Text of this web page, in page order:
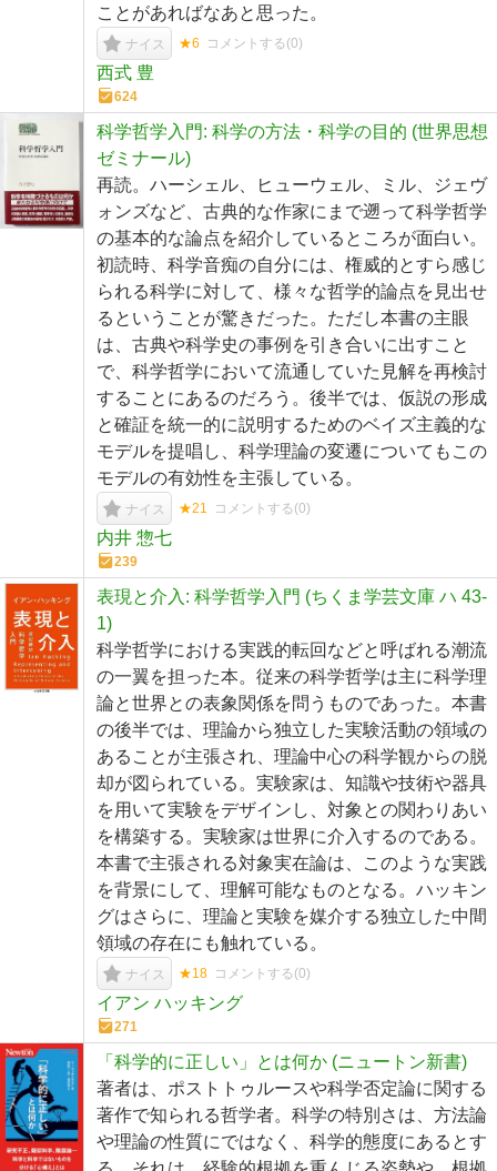
ことがあればなあと思った。
ナイス ★6 コメントする(0)
西式 豊
624
科学哲学入門: 科学の方法・科学の目的 (世界思想
ゼミナール)
再読。ハーシェル、ヒューウェル、ミル、ジェヴ
ォンズなど、古典的な作家にまで遡って科学哲学
の基本的な論点を紹介しているところが面白い。
初読時、科学音痴の自分には、権威的とすら感じ
られる科学に対して、様々な哲学的論点を見出せ
るということが驚きだった。ただし本書の主眼
は、古典や科学史の事例を引き合いに出すこと
で、科学哲学において流通していた見解を再検討
することにあるのだろう。後半では、仮説の形成
と確証を統一的に説明するためのベイズ主義的な
モデルを提唱し、科学理論の変遷についてもこの
モデルの有効性を主張している。
ナイス ★21 コメントする(0)
内井 惣七
239
表現と介入: 科学哲学入門 (ちくま学芸文庫 ハ 43-
1)
科学哲学における実践的転回などと呼ばれる潮流
の一翼を担った本。従来の科学哲学は主に科学理
論と世界との表象関係を問うものであった。本書
の後半では、理論から独立した実験活動の領域の
あることが主張され、理論中心の科学観からの脱
却が図られている。実験家は、知識や技術や器具
を用いて実験をデザインし、対象との関わりあい
を構築する。実験家は世界に介入するのである。
本書で主張される対象実在論は、このような実践
を背景にして、理解可能なものとなる。ハッキン
グはさらに、理論と実験を媒介する独立した中間
領域の存在にも触れている。
ナイス ★18 コメントする(0)
イアン ハッキング
271
「科学的に正しい」とは何か (ニュートン新書)
著者は、ポストトゥルースや科学否定論に関する
著作で知られる哲学者。科学の特別さは、方法論
や理論の性質にではなく、科学的態度にあるとす